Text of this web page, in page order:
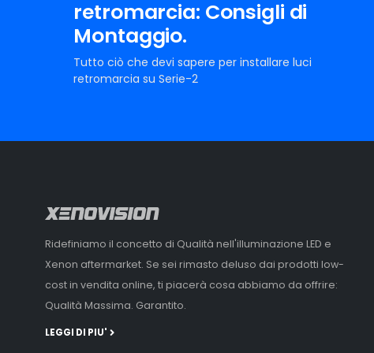
retromarcia: Consigli di
Montaggio.
Tutto ciò che devi sapere per installare luci
retromarcia su Serie-2
Ridefiniamo il concetto di Qualità nell'illuminazione LED e
Xenon aftermarket. Se sei rimasto deluso dai prodotti low-
cost in vendita online, ti piacerà cosa abbiamo da offrire:
Qualità Massima. Garantito.
LEGGI DI PIU'